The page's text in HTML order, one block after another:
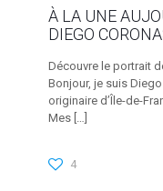
À LA UNE
DIEGO
Découvre le portrait
Bonjour, je suis
originaire d’Île-de-
Mes […]
4